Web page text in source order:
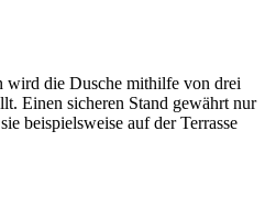
wird die Dusche mithilfe von drei
Einen sicheren Stand gewährt nur
beispielsweise auf der Terrasse